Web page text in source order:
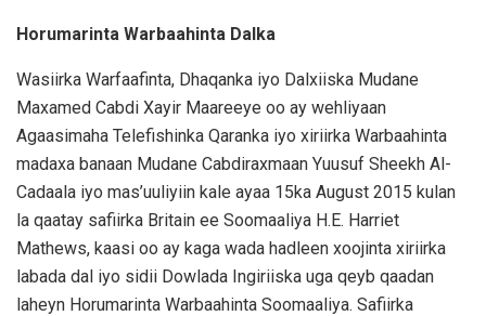
Horumarinta Warbaahinta Dalka
Wasiirka Warfaafinta, Dhaqanka iyo Dalxiiska Mudane
Maxamed Cabdi Xayir Maareeye oo ay wehliyaan
Agaasimaha Telefishinka Qaranka iyo xiriirka Warbaahinta
madaxa banaan Mudane Cabdiraxmaan Yuusuf Sheekh Al-
Cadaala iyo mas’uuliyiin kale ayaa 15ka August 2015 kulan
la qaatay safiirka Britain ee Soomaaliya H.E. Harriet
Mathews, kaasi oo ay kaga wada hadleen xoojinta xiriirka
labada dal iyo sidii Dowlada Ingiriiska uga qeyb qaadan
laheyn Horumarinta Warbaahinta Soomaaliya. Safiirka